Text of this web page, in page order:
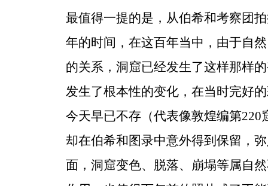
最值得一提的是，从伯希和考察团
年的时间，在这百年当中，由于自
的关系，洞窟已经发生了这样那样
发生了根本性的变化，在当时完好
今天早已不存（代表像敦煌编第220
却在伯希和图录中意外得到保留，
面，洞窟变色、脱落、崩塌等属自